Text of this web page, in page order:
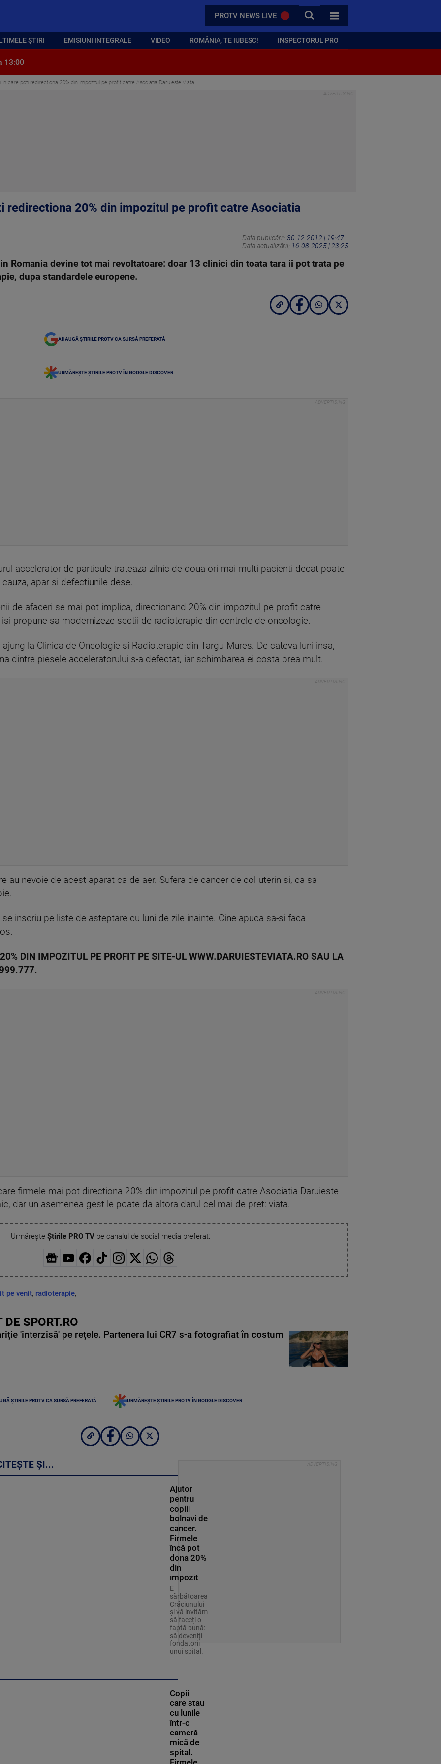
PROTV NEWS LIVE CAUTA
TOATE CATEGORIILE
ȘTIRI EMISIUNI INTEGRALE VIDEO ROMÂNIA, TE IUBESC! INSPECTORUL PRO
13:00
in care poti redirectiona 20% din impozitul pe profit catre Asociatia Daruieste Viata
redirectiona 20% din impozitul pe profit catre Asociatia
Data publicării: 30-12-2012 | 19:47
Data actualizării: 16-08-2025 | 23:25
Romania devine tot mai revoltatoare: doar 13 clinici din toata tara ii pot trata pe
dupa standardele europene.
ADAUGĂ ȘTIRILE PROTV CA SURSĂ PREFERATĂ
URMĂREȘTE ȘTIRILE PROTV ÎN GOOGLE DISCOVER
accelerator de particule trateaza zilnic de doua ori mai multi pacienti decat poate
apar si defectiunile dese.
de afaceri se mai pot implica, directionand 20% din impozitul pe profit catre
isi propune sa modernizeze sectii de radioterapie din centrele de oncologie.
la Clinica de Oncologie si Radioterapie din Targu Mures. De cateva luni insa,
dintre piesele acceleratorului s-a defectat, iar schimbarea ei costa prea mult.
au nevoie de acest aparat ca de aer. Sufera de cancer de col uterin si, ca sa
inscriu pe liste de asteptare cu luni de zile inainte. Cine apuca sa-si faca
DIN IMPOZITUL PE PROFIT PE SITE-UL WWW.DARUIESTEVIATA.RO SAU LA
firmele mai pot directiona 20% din impozitul pe profit catre Asociatia Daruieste
dar un asemenea gest le poate da altora darul cel mai de pret: viata.
Urmărește Știrile PRO TVpe canalul de social media preferat:
pe venit, radioterapie,
SPORT.RO
'interzisă' pe rețele. Partenera lui CR7 s-a fotografiat în costum
ȘTIRILE PROTV CA SURSĂ PREFERATĂ URMĂREȘTE ȘTIRILE PROTV ÎN GOOGLE DISCOVER
ȘI...
Ajutor
pentru
copiii
bolnavi de
cancer.
Firmele
încă pot
dona 20%
din
impozit
E
sărbătoarea
Crăciunului
şi vă invităm
să faceți o
faptă bună:
să deveniți
fondatorii
unui spital.
Copii
care stau
cu lunile
într-o
cameră
mică de
spital.